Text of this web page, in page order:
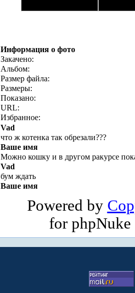
Информация о фото
Закачено:
Альбом:
Размер файла:
Размеры:
Показано:
URL:
Избранное:
Vad
что ж котенка так обрезали???
Ваше имя
Можно кошку и в другом ракурсе
Vad
бум ждать
Ваше имя
Powered by
for